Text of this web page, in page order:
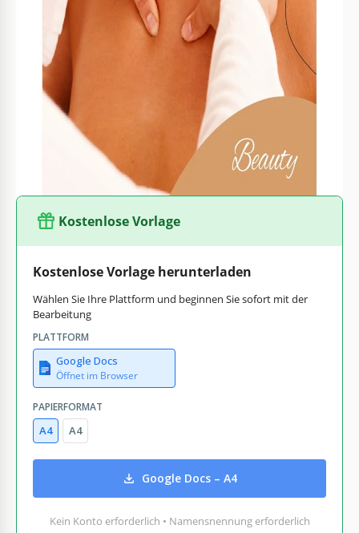
laden Sie alle zu Ihrem Spa mit unserem herrlichen
Prospekt ein. Einige Seiten haben fantastische
Farbkombinationen, während andere Ihnen großartige
Bilder zeigen, die Sie verwenden können. Alle Schriftarten,
die in diesem Layout verwendet werden, sind elegant und
extravagant. Was auch immer Sie in Ihrem Prospekt
schreiben, die Leute werden es gerne lesen. Bewerben Sie
Ihre Marke mit unserem einzigartigen
Spa-Broschüre
Kostenlose Vorlage
Kostenlose Vorlage herunterladen
Wählen Sie Ihre Plattform und beginnen Sie sofort mit der
Bearbeitung
PLATTFORM
Google Docs
Öffnet im Browser
PAPIERFORMAT
A4 A4
Google Docs – A4
Kein Konto erforderlich • Namensnennung erforderlich